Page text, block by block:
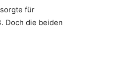
für
Doch die beiden